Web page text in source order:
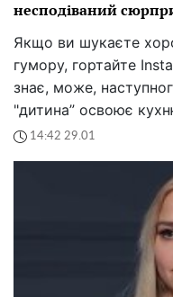
несподіваний
Якщо ви шукаєте
гумору, гортайте
знає, може,
"дитина” освоює
14:42 29.01